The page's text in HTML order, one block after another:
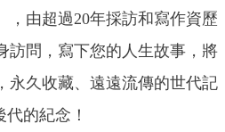
，由超過20年採訪和寫作資歷
訪問，寫下您的人生故事，將
永久收藏、遠遠流傳的世代記
的紀念！